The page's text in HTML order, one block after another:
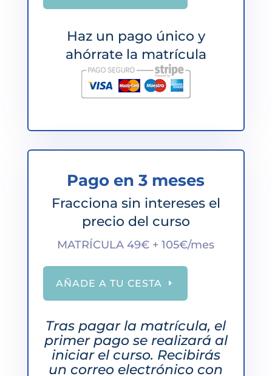
Haz un pago único y
ahórrate la matrícula
Pago en 3 meses
Fracciona sin intereses el
precio del curso
MATRÍCULA 49€ + 105€/mes
AÑADE A TU CESTA
Tras pagar la matrícula, el
primer pago se realizará al
iniciar el curso. Recibirás
un correo electrónico con